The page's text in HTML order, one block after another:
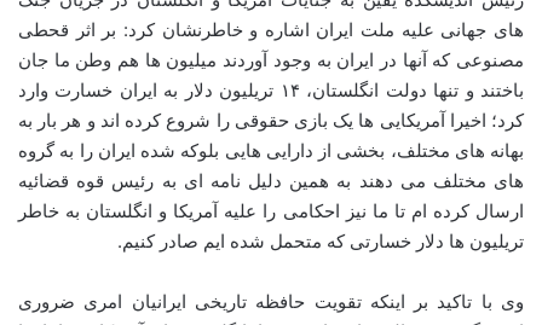
های جهانی علیه ملت ایران اشاره و خاطرنشان کرد: بر اثر قحطی
مصنوعی که آنها در ایران به وجود آوردند میلیون ها هم وطن ما جان
باختند و تنها دولت انگلستان، ۱۴ تریلیون دلار به ایران خسارت وارد
کرد؛ اخیرا آمریکایی ها یک بازی حقوقی را شروع کرده اند و هر بار به
بهانه های مختلف، بخشی از دارایی هایی بلوکه شده ایران را به گروه
های مختلف می دهند به همین دلیل نامه ای به رئیس قوه قضائیه
ارسال کرده ام تا ما نیز احکامی را علیه آمریکا و انگلستان به خاطر
تریلیون ها دلار خسارتی که متحمل شده ایم صادر کنیم.
وی با تاکید بر اینکه تقویت حافظه تاریخی ایرانیان امری ضروری